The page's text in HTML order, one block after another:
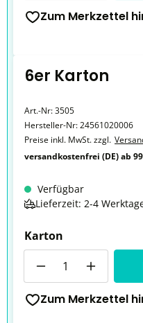
Zum Merkzettel
6er Karton
Art.-Nr:3505
Hersteller-Nr:24561020006
Preise inkl. MwSt. zzgl.
versandkostenfrei (DE) ab
Verfügbar
Lieferzeit: 2-4
Karton
Zum Merkzettel